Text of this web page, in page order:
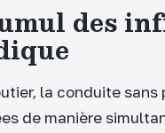
des
la conduite
de manière